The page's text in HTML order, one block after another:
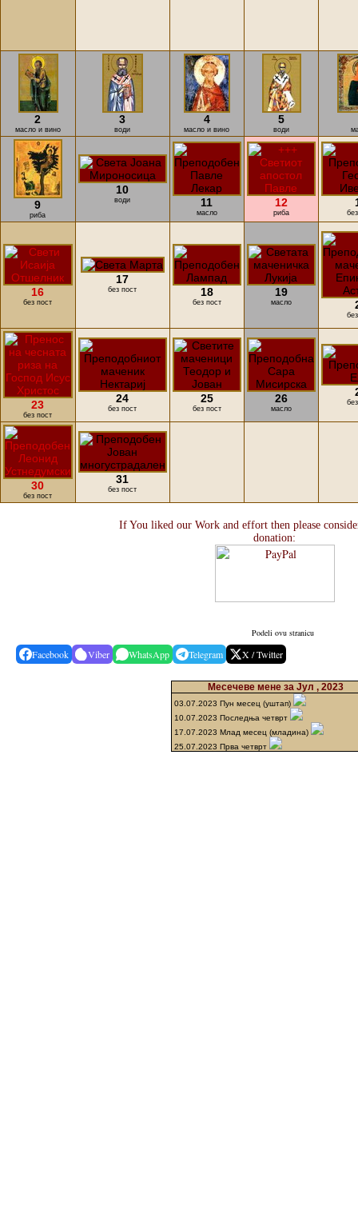
2
масло и вино
3
води
4
масло и вино
5
води
9
риба
10
води 11
масло
12
риба
16
без пост
17
без пост 18
без пост
19
масло
23
без пост
24
без пост
25
без пост
26
масло
30
без пост
31
без пост
If You liked our Work and effort then please
donation:
Podeli ovu stranicu
Facebook Viber WhatsApp Telegram X / Twitter
Месечеве мене за Јул , 2023
03.07.2023 Пун месец (уштап)
10.07.2023 Последња четврт
17.07.2023 Млад месец (младина)
25.07.2023 Прва четврт